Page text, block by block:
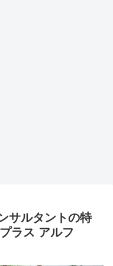
サルタントの特
ラス アルフ